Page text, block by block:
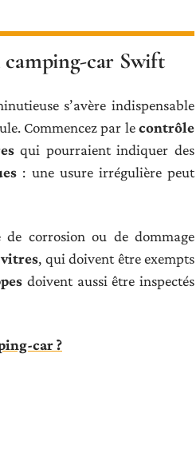
car Swift
s’avère indispensable
Commencez par lecontrôle
qui pourraient indiquer des
: une usure irrégulière peut
corrosion ou de dommage
, qui doivent être exempts
doivent aussi être inspectés
car ?